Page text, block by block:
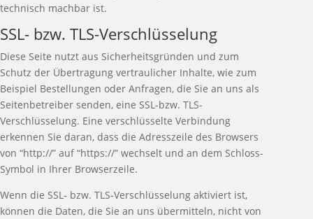
technisch machbar ist.
SSL- bzw. TLS-Verschlüsselung
Diese Seite nutzt aus Sicherheitsgründen und zum
Schutz der Übertragung vertraulicher Inhalte, wie zum
Beispiel Bestellungen oder Anfragen, die Sie an uns als
Seitenbetreiber senden, eine SSL-bzw. TLS-
Verschlüsselung. Eine verschlüsselte Verbindung
erkennen Sie daran, dass die Adresszeile des Browsers
von “http://” auf “https://” wechselt und an dem Schloss-
Symbol in Ihrer Browserzeile.
Wenn die SSL- bzw. TLS-Verschlüsselung aktiviert ist,
können die Daten, die Sie an uns übermitteln, nicht von